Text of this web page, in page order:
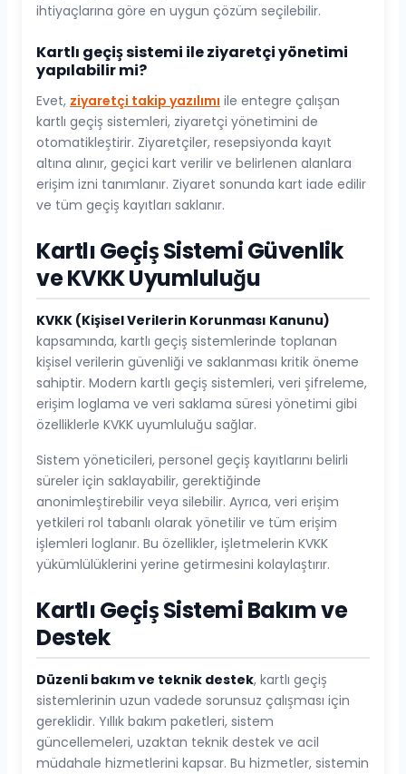
ihtiyaçlarına göre en uygun çözüm seçilebilir.
Kartlı geçiş sistemi ile ziyaretçi yönetimi
yapılabilir mi?
Evet, ziyaretçi takip yazılımı ile entegre çalışan
kartlı geçiş sistemleri, ziyaretçi yönetimini de
otomatikleştirir. Ziyaretçiler, resepsiyonda kayıt
altına alınır, geçici kart verilir ve belirlenen alanlara
erişim izni tanımlanır. Ziyaret sonunda kart iade edilir
ve tüm geçiş kayıtları saklanır.
Kartlı Geçiş Sistemi Güvenlik
ve KVKK Uyumluluğu
KVKK (Kişisel Verilerin Korunması Kanunu)
kapsamında, kartlı geçiş sistemlerinde toplanan
kişisel verilerin güvenliği ve saklanması kritik öneme
sahiptir. Modern kartlı geçiş sistemleri, veri şifreleme,
erişim loglama ve veri saklama süresi yönetimi gibi
özelliklerle KVKK uyumluluğu sağlar.
Sistem yöneticileri, personel geçiş kayıtlarını belirli
süreler için saklayabilir, gerektiğinde
anonimleştirebilir veya silebilir. Ayrıca, veri erişim
yetkileri rol tabanlı olarak yönetilir ve tüm erişim
işlemleri loglanır. Bu özellikler, işletmelerin KVKK
yükümlülüklerini yerine getirmesini kolaylaştırır.
Kartlı Geçiş Sistemi Bakım ve
Destek
Düzenli bakım ve teknik destek, kartlı geçiş
sistemlerinin uzun vadede sorunsuz çalışması için
gereklidir. Yıllık bakım paketleri, sistem
güncellemeleri, uzaktan teknik destek ve acil
müdahale hizmetlerini kapsar. Bu hizmetler, sistemin